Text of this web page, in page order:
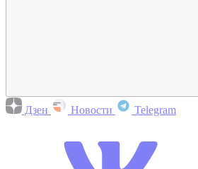
Дзен Новости Telegram